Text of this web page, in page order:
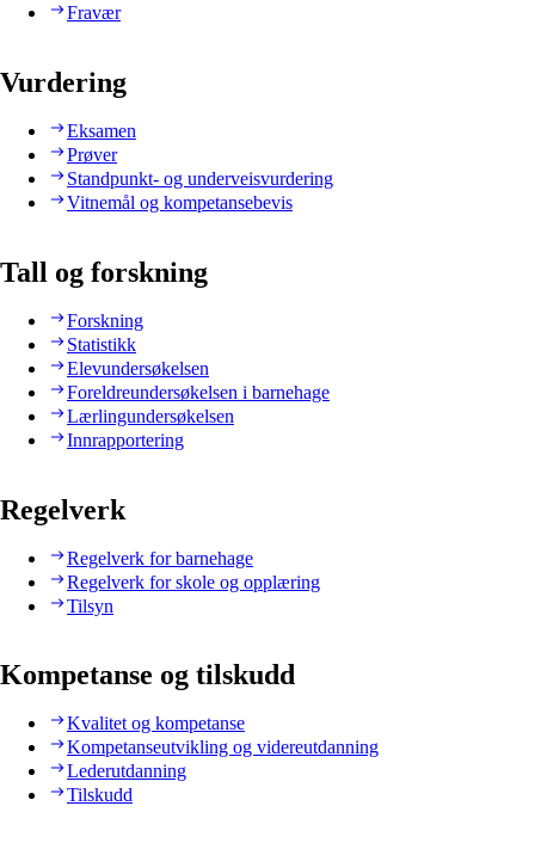
Fravær
Vurdering
Eksamen
Prøver
Standpunkt- og underveisvurdering
Vitnemål og kompetansebevis
Tall og forskning
Forskning
Statistikk
Elevundersøkelsen
Foreldreundersøkelsen i barnehage
Lærlingundersøkelsen
Innrapportering
Regelverk
Regelverk for barnehage
Regelverk for skole og opplæring
Tilsyn
Kompetanse og tilskudd
Kvalitet og kompetanse
Kompetanseutvikling og videreutdanning
Lederutdanning
Tilskudd